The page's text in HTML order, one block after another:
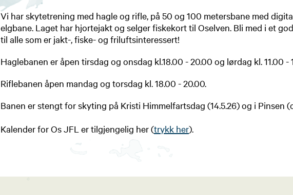
Vi har skytetrening med hagle og rifle, på 50 og 100 metersbane med
elgbane. Laget har hjortejakt og selger fiskekort til Oselven. Bli med i et
til alle som er jakt-, fiske- og friluftsinteressert!
Haglebanen er åpen tirsdag og onsdag kl.18.00 - 20.00 og lørdag kl. 11.00 -
Riflebanen åpen mandag og torsdag kl. 18.00 - 20.00.
Banen er stengt for skyting på Kristi Himmelfartsdag (14.5.26) og i Pinsen
Kalender for Os JFL er tilgjengelig her (trykk her).